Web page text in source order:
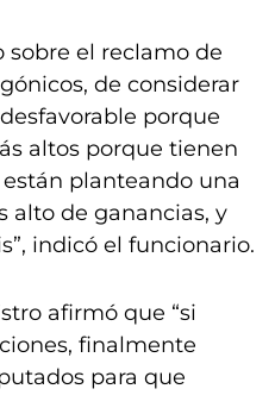
sobre el reclamo de
de considerar
porque
altos porque tienen
planteando una
alto de ganancias, y
indicó el funcionario.
afirmó que “si
finalmente
para que